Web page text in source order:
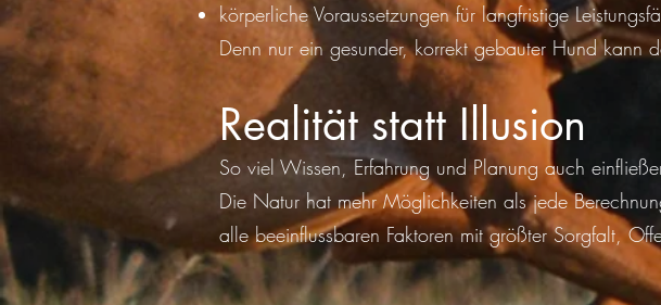
körperliche Voraussetzungen für langfristige
Denn nur ein gesunder, korrekt gebauter Hund kann
Realität statt Illusion
So viel Wissen, Erfahrung und Planung auch
Die Natur hat mehr Möglichkeiten als jede
alle beeinflussbaren Faktoren mit größter Sorgfalt,